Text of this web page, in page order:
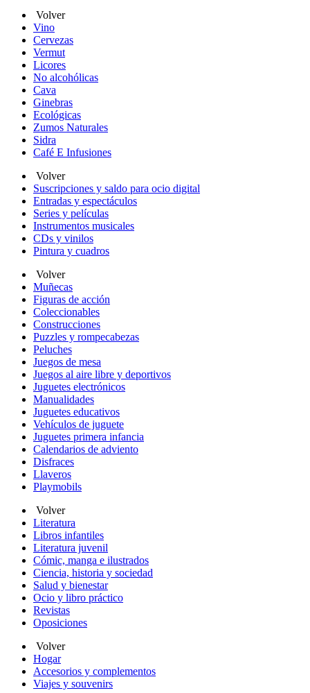
Volver
Vino
Cervezas
Vermut
Licores
No alcohólicas
Cava
Ginebras
Ecológicas
Zumos Naturales
Sidra
Café E Infusiones
Volver
Suscripciones y saldo para ocio digital
Entradas y espectáculos
Series y películas
Instrumentos musicales
CDs y vinilos
Pintura y cuadros
Volver
Muñecas
Figuras de acción
Coleccionables
Construcciones
Puzzles y rompecabezas
Peluches
Juegos de mesa
Juegos al aire libre y deportivos
Juguetes electrónicos
Manualidades
Juguetes educativos
Vehículos de juguete
Juguetes primera infancia
Calendarios de adviento
Disfraces
Llaveros
Playmobils
Volver
Literatura
Libros infantiles
Literatura juvenil
Cómic, manga e ilustrados
Ciencia, historia y sociedad
Salud y bienestar
Ocio y libro práctico
Revistas
Oposiciones
Volver
Hogar
Accesorios y complementos
Viajes y souvenirs